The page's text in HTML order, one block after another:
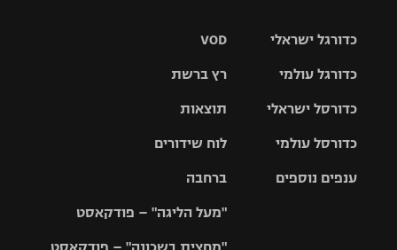
VOD
רץ ברשת
תוצאות
לוח שידורים
ברחבה
"מעל הליגה" – פודקאסט
"מחצית בשכונה" – פודקאסט
כדורגל ישראלי
גביע הטוטו
כדורגל עולמי
האלופות
ליגה
כדורסל ישראלי
סל
כדורסל עולמי
ענפים נוספים